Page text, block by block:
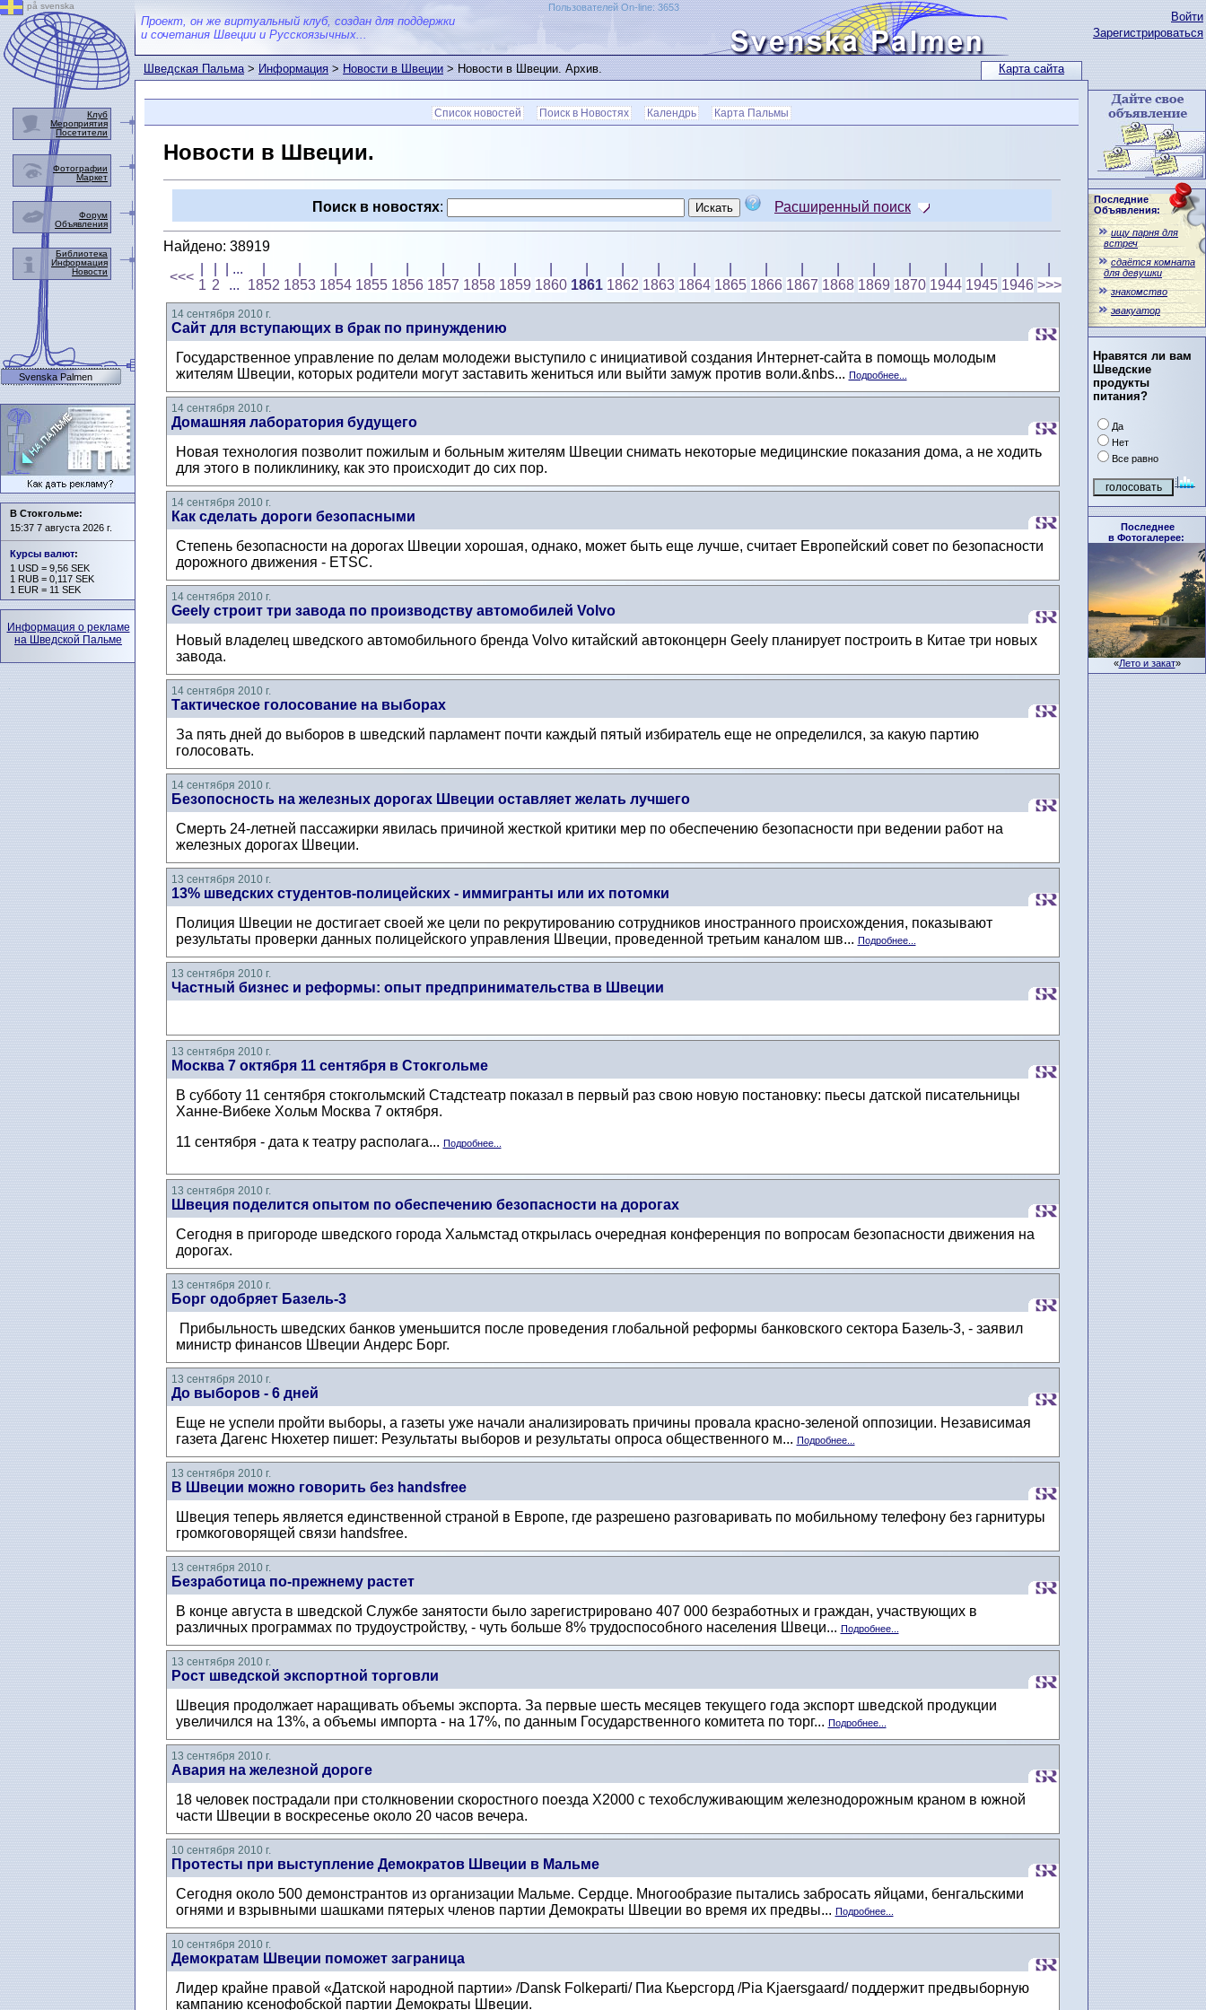
Карта сайта
Войти
Зарегистрироваться
Последние
Объявления:
ищу парня для
встреч
сдаётся комната
для девушки
знакомство
эвакуатор
Нравятся ли вам
Шведские
продукты
питания?
Да
Нет
Все равно
Последнее
в Фотогалерее:
«Лето и закат»
Проект, он же виртуальный клуб, создан для поддержки
и сочетания Швеции и Русскоязычных...
Пользователей On-line: 3653
Шведская Пальма>Информация>Новости в Швеции> Новости в Швеции. Архив.
Список новостей Поиск в Новостях Календрь Карта Пальмы
Новости в Швеции.
Поиск в новостях: Расширенный поиск
Найдено: 38919
<<<
1 2
| ...
...
1852 1853 1854 1855 1856 1857 1858 1859 1860 1861 1862 1863 1864 1865 1866 1867 1868 1869 1870 1944 1945 1946 >>>
14 сентября 2010 г.
Сайт для вступающих в брак по принуждению
Государственное управление по делам молодежи выступило с инициативой создания Интернет-сайта в помощь молодым
жителям Швеции, которых родители могут заставить жениться или выйти замуж против воли.&nbs... Подробнее...
14 сентября 2010 г.
Домашняя лаборатория будущего
Новая технология позволит пожилым и больным жителям Швеции снимать некоторые медицинские показания дома, а не ходить
для этого в поликлинику, как это происходит до сих пор.
14 сентября 2010 г.
Как сделать дороги безопасными
Степень безопасности на дорогах Швеции хорошая, однако, может быть еще лучше, считает Европейский совет по безопасности
дорожного движения - ETSC.
14 сентября 2010 г.
Geely строит три завода по производству автомобилей Volvo
Новый владелец шведского автомобильного бренда Volvo китайский автоконцерн Geely планирует построить в Китае три новых
завода.
14 сентября 2010 г.
Тактическое голосование на выборах
За пять дней до выборов в шведский парламент почти каждый пятый избиратель еще не определился, за какую партию
голосовать.
14 сентября 2010 г.
Безопосность на железных дорогах Швеции оставляет желать лучшего
Смерть 24-летней пассажирки явилась причиной жесткой критики мер по обеспечению безопасности при ведении работ на
железных дорогах Швеции.
13 сентября 2010 г.
13% шведских студентов-полицейских - иммигранты или их потомки
Полиция Швеции не достигает своей же цели по рекрутированию сотрудников иностранного происхождения, показывают
результаты проверки данных полицейского управления Швеции, проведенной третьим каналом шв... Подробнее...
13 сентября 2010 г.
Частный бизнес и реформы: опыт предпринимательства в Швеции
13 сентября 2010 г.
Москва 7 октября 11 сентября в Стокгольме
В субботу 11 сентября стокгольмский Стадстеатр показал в первый раз свою новую постановку: пьесы датской писательницы
Ханне-Вибеке Хольм Москва 7 октября.
11 сентября - дата к театру располага... Подробнее...
13 сентября 2010 г.
Швеция поделится опытом по обеспечению безопасности на дорогах
Сегодня в пригороде шведского города Хальмстад открылась очередная конференция по вопросам безопасности движения на
дорогах.
13 сентября 2010 г.
Борг одобряет Базель-3
Прибыльность шведских банков уменьшится после проведения глобальной реформы банковского сектора Базель-3, - заявил
министр финансов Швеции Андерс Борг.
13 сентября 2010 г.
До выборов - 6 дней
Еще не успели пройти выборы, а газеты уже начали анализировать причины провала красно-зеленой оппозиции. Независимая
газета Дагенс Нюхетер пишет: Результаты выборов и результаты опроса общественного м... Подробнее...
13 сентября 2010 г.
В Швеции можно говорить без handsfree
Швеция теперь является единственной страной в Европе, где разрешено разговаривать по мобильному телефону без гарнитуры
громкоговорящей связи handsfree.
13 сентября 2010 г.
Безработица по-прежнему растет
В конце августа в шведской Службе занятости было зарегистрировано 407 000 безработных и граждан, участвующих в
различных программах по трудоустройству, - чуть больше 8% трудоспособного населения Швеци... Подробнее...
13 сентября 2010 г.
Рост шведской экспортной торговли
Швеция продолжает наращивать объемы экспорта. За первые шесть месяцев текущего года экспорт шведской продукции
увеличился на 13%, а объемы импорта - на 17%, по данным Государственного комитета по торг... Подробнее...
13 сентября 2010 г.
Авария на железной дороге
18 человек пострадали при столкновении скоростного поезда X2000 с техобслуживающим железнодорожным краном в южной
части Швеции в воскресенье около 20 часов вечера.
10 сентября 2010 г.
Протесты при выступление Демократов Швеции в Мальме
Сегодня около 500 демонстрантов из организации Мальме. Сердце. Многообразие пытались забросать яйцами, бенгальскими
огнями и взрывными шашками пятерых членов партии Демократы Швеции во время их предвы... Подробнее...
10 сентября 2010 г.
Демократам Швеции поможет заграница
Лидер крайне правой «Датской народной партии» /Dansk Folkeparti/ Пиа Кьерсгорд /Pia Kjaersgaard/ поддержит предвыборную
кампанию ксенофобской партии Демократы Швеции.
på svenska
Клуб
Мероприятия
Посетители
Фотографии
Маркет
Форум
Объявления
Библиотека
Информация
Новости
Svenska Palmen
В Стокгольме:
15:37 7 августа 2026 г.
Курсы валют:
1 USD = 9,56 SEK
1 RUB = 0,117 SEK
1 EUR = 11 SEK
Информация о рекламе
на Шведской Пальме